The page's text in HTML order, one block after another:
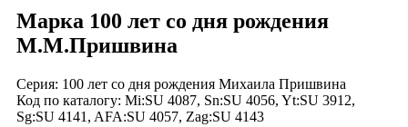
Марка 100 лет со дня рождения
М.М.Пришвина
Серия: 100 лет со дня рождения Михаила Пришвина
Код по каталогy: Mi:SU 4087, Sn:SU 4056, Yt:SU 3912,
Sg:SU 4141, AFA:SU 4057, Zag:SU 4143